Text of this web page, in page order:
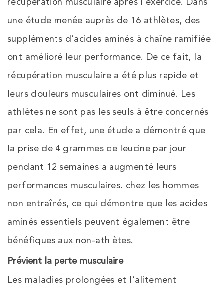
une étude menée auprès de 16 athlètes, des
suppléments d’acides aminés à chaîne ramifiée
ont amélioré leur performance. De ce fait, la
récupération musculaire a été plus rapide et
leurs douleurs musculaires ont diminué. Les
athlètes ne sont pas les seuls à être concernés
par cela. En effet, une étude a démontré que
la prise de 4 grammes de leucine par jour
pendant 12 semaines a augmenté leurs
performances musculaires. chez les hommes
non entraînés, ce qui démontre que les acides
aminés essentiels peuvent également être
bénéfiques aux non-athlètes.
Prévient la perte musculaire
Les maladies prolongées et l’alitement